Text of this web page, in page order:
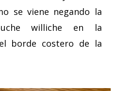
se viene negando la
williche en la
borde costero de la